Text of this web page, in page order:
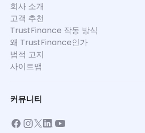
회사 소개
고객 추천
TrustFinance 작동 방식
왜 TrustFinance인가
법적 고지
사이트맵
커뮤니티